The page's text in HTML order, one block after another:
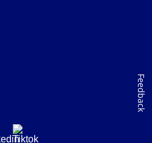
Feedback